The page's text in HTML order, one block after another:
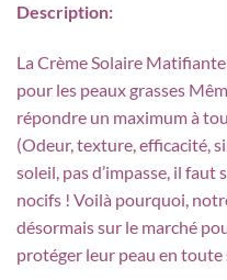
Description:
La Crème Solaire
pour les peaux grasses
répondre un maximum à
(Odeur, texture, efficacité,
soleil, pas d’impasse, il faut
nocifs ! Voilà pourquoi,
désormais sur le marché
protéger leur peau en